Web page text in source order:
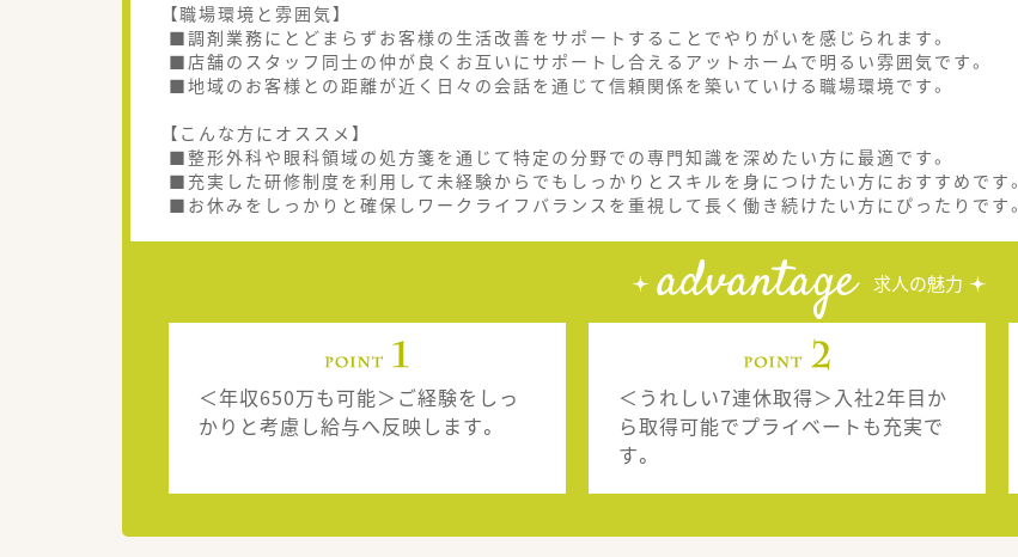
【職場環境と雰囲気】
■調剤業務にとどまらずお客様の生活改善をサポートすることでやりがいを感じられます。
■店舗のスタッフ同士の仲が良くお互いにサポートし合えるアットホームで明るい雰囲気です。
■地域のお客様との距離が近く日々の会話を通じて信頼関係を築いていける職場環境です。
【こんな方にオススメ】
■整形外科や眼科領域の処方箋を通じて特定の分野での専門知識を深めたい方に最適です。
■充実した研修制度を利用して未経験からでもしっかりとスキルを身につけたい方におすすめです。
■お休みをしっかりと確保しワークライフバランスを重視して長く働き続けたい方にぴったりです。
advantage 求人の魅力
＜年収650万も可能＞ご経験をしっ
かりと考慮し給与へ反映します。
＜うれしい7連休取得＞入社2年目か
ら取得可能でプライベートも充実で
す。